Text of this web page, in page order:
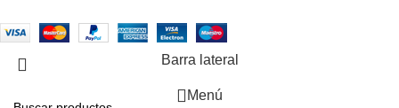
Barra lateral
Menú